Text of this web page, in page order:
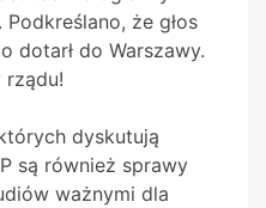
że głos
dotarł do Warszawy.
rządu!
dyskutują
są również sprawy
ważnymi dla